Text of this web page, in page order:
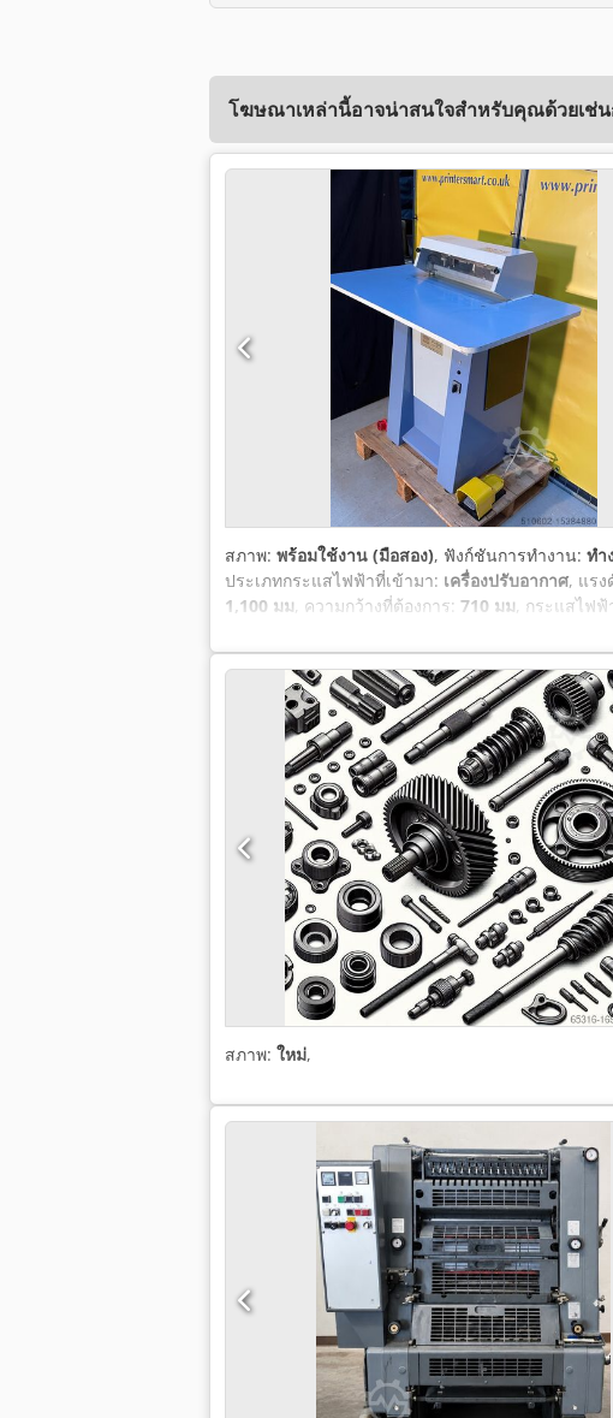
โฆษณาเหล่านี้อาจน่าสนใจสำหรับคุณด้วยเช่
สภาพ: พร้อมใช้งาน (มือสอง), ฟังก์ชันการทำงาน: ทำ
ประเภทกระแสไฟฟ้าที่เข้ามา: เครื่องปรับอากาศ, แร
1,100 มม, ความกว้างที่ต้องการ: 710 มม, กระแสไฟฟ้
สภาพ: ใหม่,